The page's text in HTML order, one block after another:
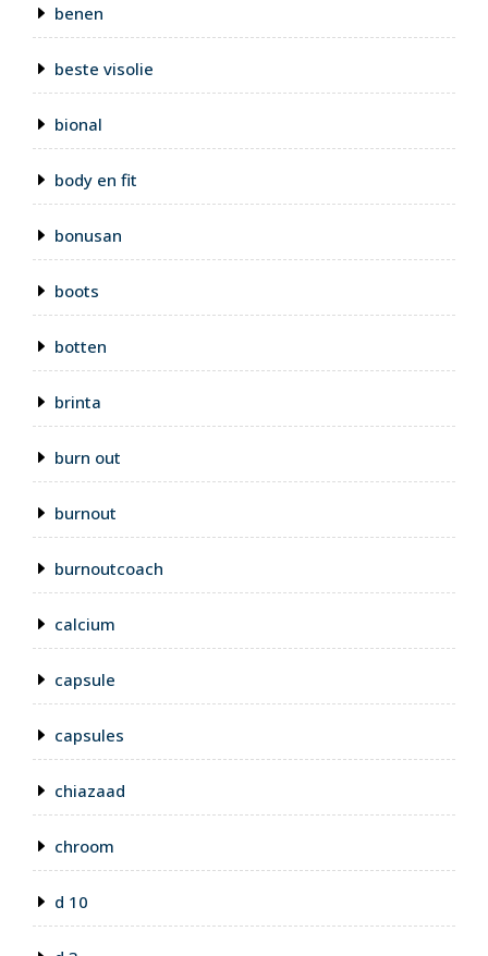
benen
beste visolie
bional
body en fit
bonusan
boots
botten
brinta
burn out
burnout
burnoutcoach
calcium
capsule
capsules
chiazaad
chroom
d 10